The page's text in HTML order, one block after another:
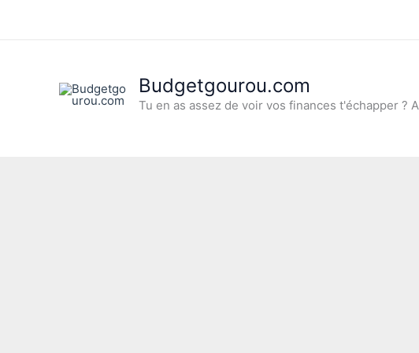
Budgetgourou.com
Tu en as assez de voir vos finances t'échapper ?